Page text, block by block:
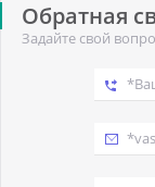
Обратная
Задайте свой